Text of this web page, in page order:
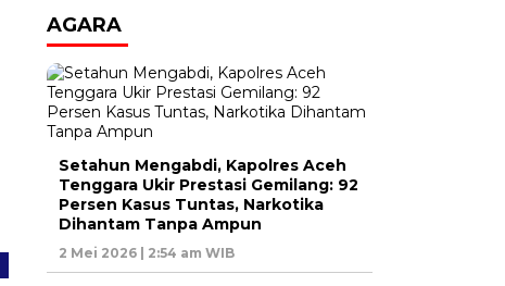
AGARA
Setahun Mengabdi, Kapolres Aceh
Tenggara Ukir Prestasi Gemilang: 92
Persen Kasus Tuntas, Narkotika
Dihantam Tanpa Ampun
2 Mei 2026 | 2:54 am WIB